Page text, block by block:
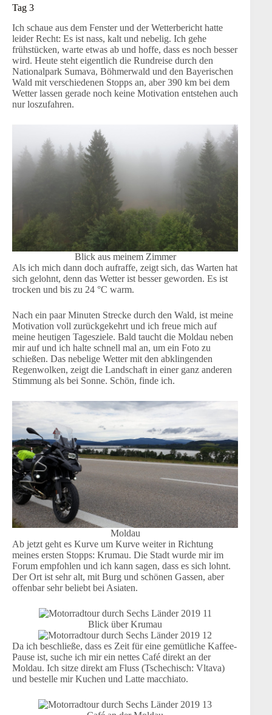
Tag 3
Ich schaue aus dem Fenster und der Wetterbericht hatte
leider Recht: Es ist nass, kalt und nebelig. Ich gehe
frühstücken, warte etwas ab und hoffe, dass es noch besser
wird. Heute steht eigentlich die Rundreise durch den
Nationalpark Sumava, Böhmerwald und den Bayerischen
Wald mit verschiedenen Stopps an, aber 390 km bei dem
Wetter lassen gerade noch keine Motivation entstehen auch
nur loszufahren.
Blick aus meinem Zimmer
Als ich mich dann doch aufraffe, zeigt sich, das Warten hat
sich gelohnt, denn das Wetter ist besser geworden. Es ist
trocken und bis zu 24 °C warm.
Nach ein paar Minuten Strecke durch den Wald, ist meine
Motivation voll zurückgekehrt und ich freue mich auf
meine heutigen Tagesziele. Bald taucht die Moldau neben
mir auf und ich halte schnell mal an, um ein Foto zu
schießen. Das nebelige Wetter mit den abklingenden
Regenwolken, zeigt die Landschaft in einer ganz anderen
Stimmung als bei Sonne. Schön, finde ich.
Moldau
Ab jetzt geht es Kurve um Kurve weiter in Richtung
meines ersten Stopps: Krumau. Die Stadt wurde mir im
Forum empfohlen und ich kann sagen, dass es sich lohnt.
Der Ort ist sehr alt, mit Burg und schönen Gassen, aber
offenbar sehr beliebt bei Asiaten.
Blick über Krumau
Da ich beschließe, dass es Zeit für eine gemütliche Kaffee-
Pause ist, suche ich mir ein nettes Café direkt an der
Moldau. Ich sitze direkt am Fluss (Tschechisch: Vltava)
und bestelle mir Kuchen und Latte macchiato.